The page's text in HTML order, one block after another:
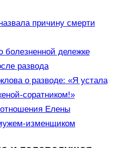
причину смерти
болезненной дележке
развода
о разводе: «Я устала
соратником!»
Елены
изменщиком